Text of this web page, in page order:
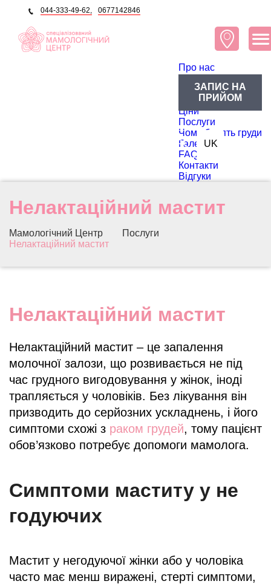
044-333-49-62, 0677142846
Про нас
Блог
Лікарі
Ціни
Послуги
Чому болять груди
Галерея
FAQ
Контакти
Відгуки
RU UK
ЗАПИС НА
ПРИЙОМ
Нелактаційний мастит
Мамологічний Центр
Послуги
Нелактаційний мастит
Нелактаційний мастит
Нелактаційний мастит – це запалення
молочної залози, що розвивається не під
час грудного вигодовування у жінок, іноді
трапляється у чоловіків. Без лікування він
призводить до серйозних ускладнень, і його
симптоми схожі з раком грудей, тому пацієнт
обов’язково потребує допомоги мамолога.
Симптоми маститу у не
годуючих
Мастит у негодуючої жінки або у чоловіка
часто має менш виражені, стерті симптоми,